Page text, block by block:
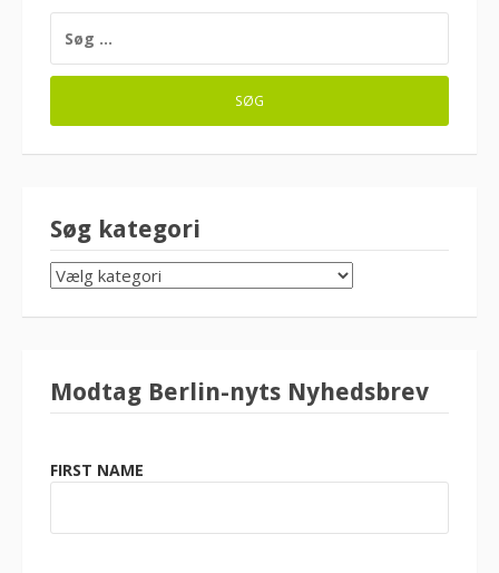
EFTER:
Søg kategori
SØG
KATEGORI
Modtag Berlin-nyts Nyhedsbrev
FIRST NAME